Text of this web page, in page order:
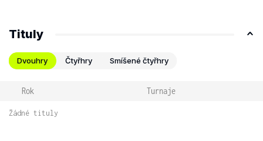
Tituly
Dvouhry Čtyřhry Smíšené čtyřhry
Rok Turnaje
Žádné tituly